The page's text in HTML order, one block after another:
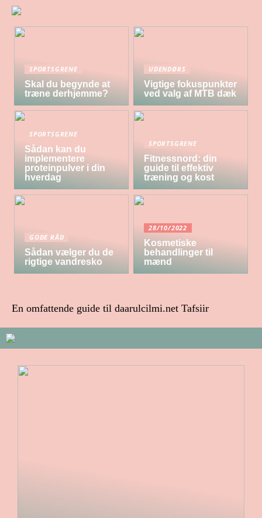
SPORTSGRENE
Skal du begynde at
træne derhjemme?
UDENDØRS
Vigtige fokuspunkter
ved valg af MTB dæk
SPORTSGRENE
Sådan kan du
implementere
proteinpulver i din
hverdag
SPORTSGRENE
Fitnessnord: din
guide til effektiv
træning og kost
GODE RÅD
Sådan vælger du de
rigtige vandresko
28/10/2022
Kosmetiske
behandlinger til
mænd
En omfattende guide til daarulcilmi.net Tafsiir